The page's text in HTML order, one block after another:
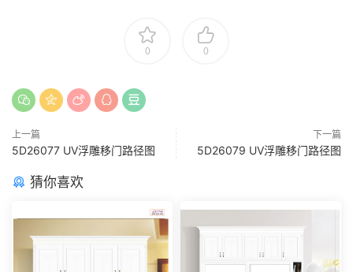
0 0
上一篇
5D26077 UV浮雕移门路径图
下一篇
5D26079 UV浮雕移门路径图
猜你喜欢